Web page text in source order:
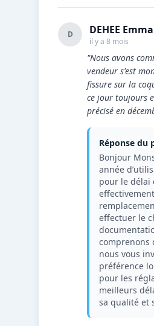
D DEHEE
il y a 8 mois
"Nous avons
vendeur s'est
fissure sur la
ce jour toujours
précisé en
Réponse du
Bonjour
année
pour le délai
effectuer le
comprenons
nous vous
préférence
pour les
meilleurs
sa qualité et